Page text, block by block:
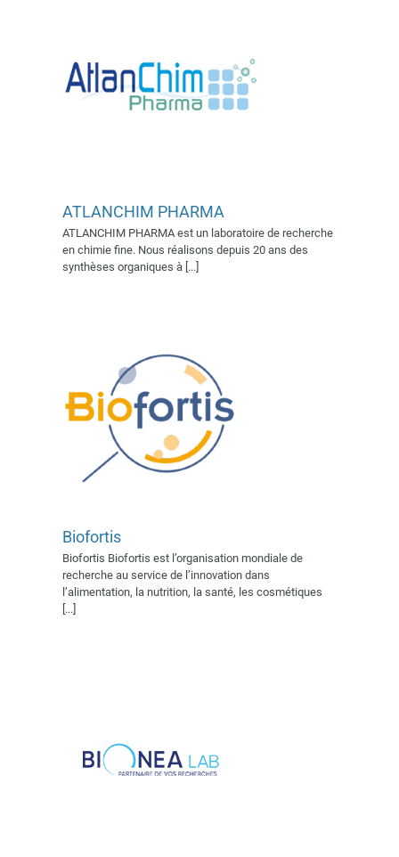
ATLANCHIM PHARMA
ATLANCHIM PHARMA est un laboratoire de recherche
en chimie fine. Nous réalisons depuis 20 ans des
synthèses organiques à [...]
Exposant 2022
Village AFSSI
2022
Biofortis
Biofortis Biofortis est l’organisation mondiale de
recherche au service de l’innovation dans
l’alimentation, la nutrition, la santé, les cosmétiques
[...]
Bionea lab
Exposant 2022 Exposant